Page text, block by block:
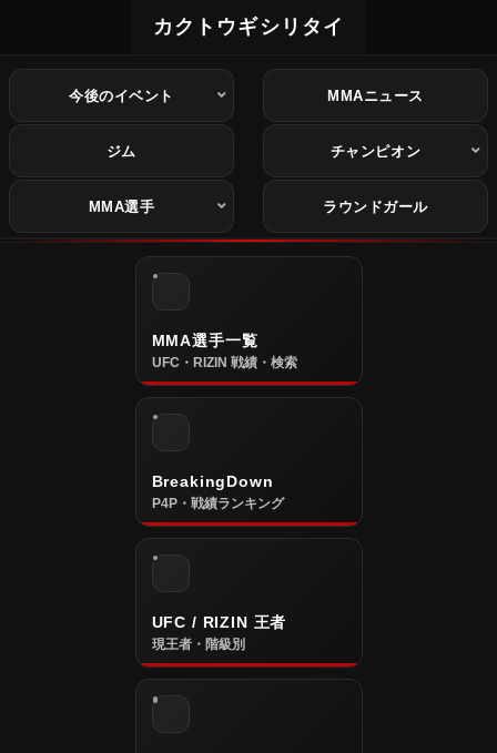
カクトウギシリタイ
今後のイベント MMAニュース
ジム チャンピオン
MMA選手 ラウンドガール
MMA選手一覧
UFC・RIZIN 戦績・検索
BreakingDown
P4P・戦績ランキング
UFC / RIZIN 王者
現王者・階級別